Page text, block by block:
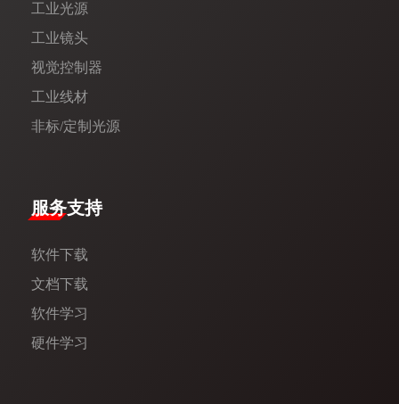
工业光源
工业镜头
视觉控制器
工业线材
非标/定制光源
服务支持
软件下载
文档下载
软件学习
硬件学习